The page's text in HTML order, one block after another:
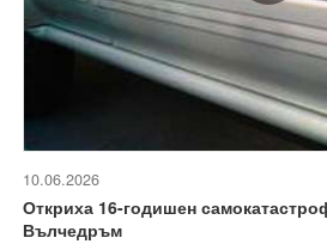
10.06.2026
Откриха 16-годишен
Вълчедръм